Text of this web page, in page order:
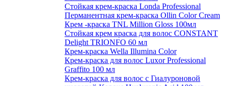
Стойкая крем-краска Londa Professional
Перманентная крем-краска Ollin Color Cream
Крем -краска TNL Million Gloss 100мл
Стойкая крем краска для волос CONSTANT
Delight TRIONFO 60 мл
Крем-краска Wella Illumina Color
Крем-краска для волос Luxor Professional
Graffito 100 мл
Крем-краска для волос с Гиалуроновой